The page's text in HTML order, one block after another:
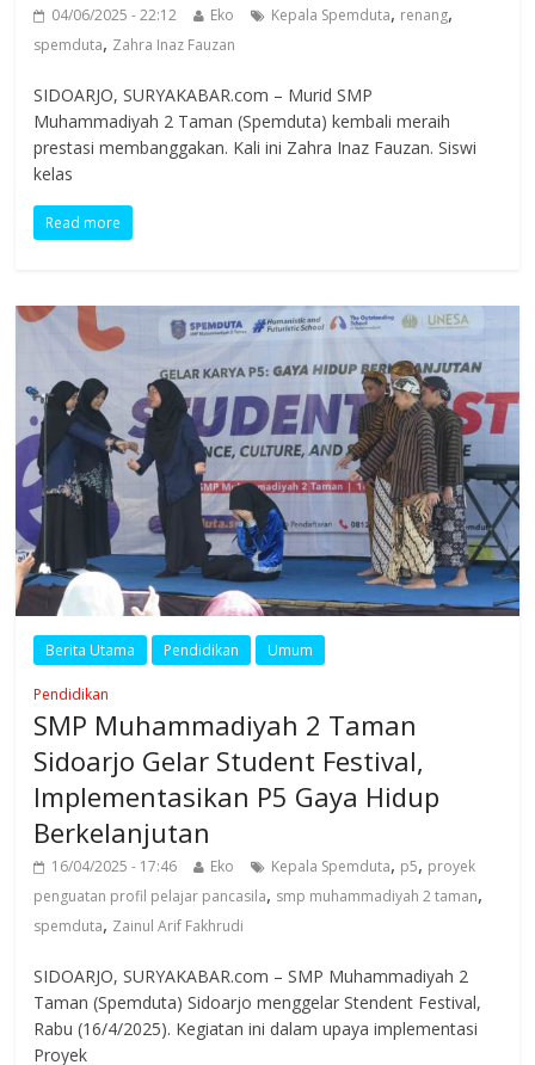
04/06/2025 - 22:12 Eko Kepala Spemduta, renang,
spemduta, Zahra Inaz Fauzan
SIDOARJO, SURYAKABAR.com – Murid SMP
Muhammadiyah 2 Taman (Spemduta) kembali meraih
prestasi membanggakan. Kali ini Zahra Inaz Fauzan. Siswi
kelas
Read more
Berita Utama Pendidikan Umum
Pendidikan
SMP Muhammadiyah 2 Taman
Sidoarjo Gelar Student Festival,
Implementasikan P5 Gaya Hidup
Berkelanjutan
16/04/2025 - 17:46 Eko Kepala Spemduta, p5, proyek
penguatan profil pelajar pancasila, smp muhammadiyah 2 taman,
spemduta, Zainul Arif Fakhrudi
SIDOARJO, SURYAKABAR.com – SMP Muhammadiyah 2
Taman (Spemduta) Sidoarjo menggelar Stendent Festival,
Rabu (16/4/2025). Kegiatan ini dalam upaya implementasi
Proyek